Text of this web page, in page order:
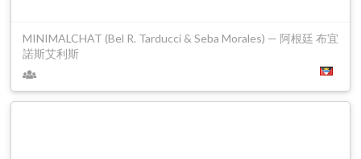
MINIMALCHAT (Bel R. Tarducci & Seba Morales) — 阿根廷 布宜
諾斯艾利斯